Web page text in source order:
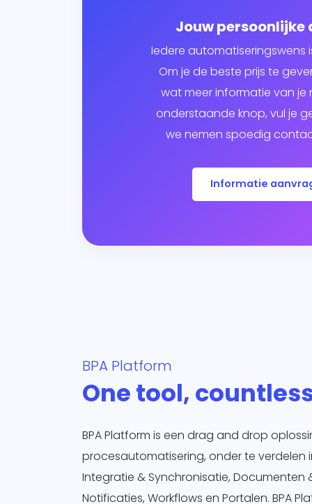
Jouw persoonlijke
Iedere automatiseringswens
Om je de beste prijs te
wat meer informatie van je
onderstaande knop, vul je
we nemen spoedig
Informatie
BPA Platform
One tool,
BPA Platform is een drag and drop
procesautomatisering, onder te verdelen
Integratie & Synchronisatie, Documenten
Notificaties, Workflows en Portalen. BPA